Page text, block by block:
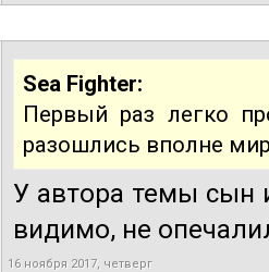
Sea Fighter:
Первый раз легко
разошлись вполне
У автора темы сын
видимо, не
16 ноября 2017, четверг